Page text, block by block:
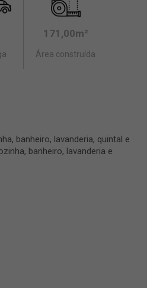
171,00m²
Área construída
banheiro, lavanderia, quintal e
banheiro, lavanderia e